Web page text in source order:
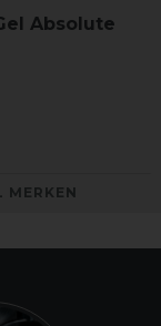
Absolute
MERKEN